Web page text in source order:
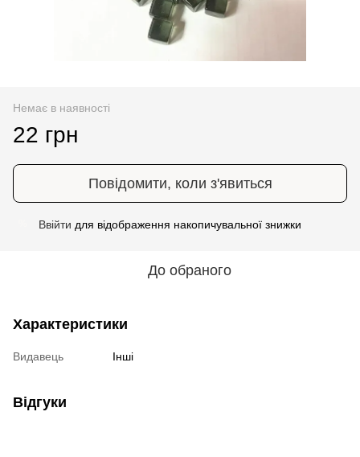
Немає в наявності
22 грн
Повідомити, коли з'явиться
Ввійти для відображення накопичувальної знижки
До обраного
Характеристики
Видавець Інші
Відгуки